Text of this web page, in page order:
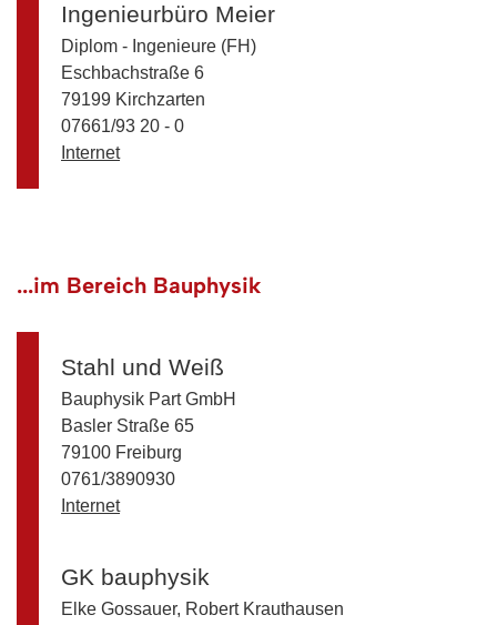
Ingenieurbüro Meier
Diplom - Ingenieure (FH)
Eschbachstraße 6
79199 Kirchzarten
07661/93 20 - 0
Internet
...im Bereich Bauphysik
Stahl und Weiß
Bauphysik Part GmbH
Basler Straße 65
79100 Freiburg
0761/3890930
Internet
GK bauphysik
Elke Gossauer, Robert Krauthausen